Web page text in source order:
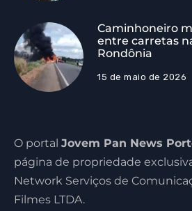
Caminhoneiro
entre carretas
Rondônia
15 de maio de 2026
O portal Jovem Pan News
página de propriedade
Network Serviços de
Filmes LTDA.